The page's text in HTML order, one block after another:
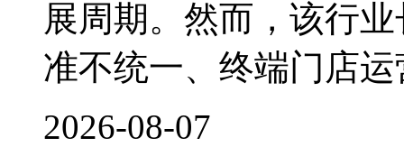
展周期。然而，该行
准不统一、终端门店运
2026-08-07